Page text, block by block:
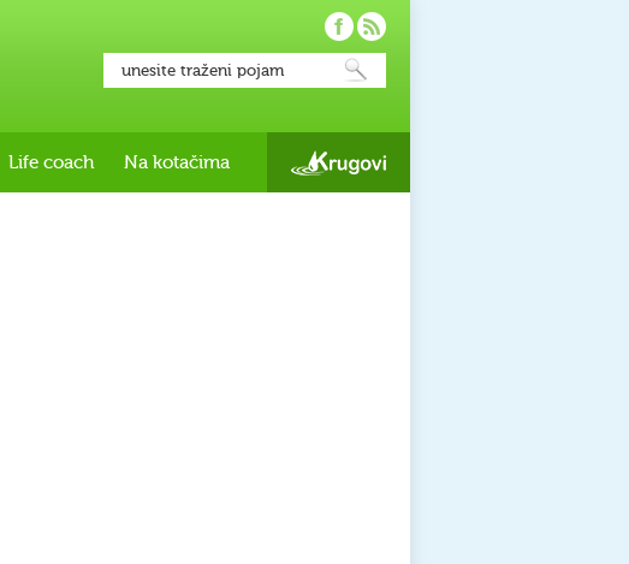
Life coach Na kotačima